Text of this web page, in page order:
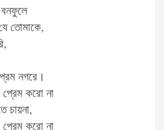
তোমাকে,
নগরে।
করো না
চায়না,
করো না